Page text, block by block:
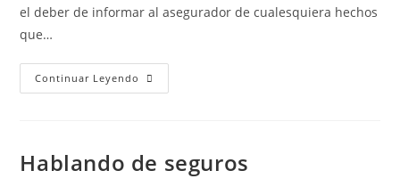
el deber de informar al asegurador de cualesquiera hechos
que…
Continuar Leyendo
Hablando de seguros